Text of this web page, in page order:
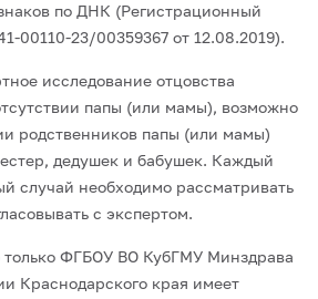
по ДНК (Регистрационный
00110-23/00359367 от 12.08.2019).
исследование отцовства
папы (или мамы), возможно
родственников папы (или мамы)
дедушек и бабушек. Каждый
случай необходимо рассматривать
с экспертом.
только ФГБОУ ВО КубГМУ Минздрава
Краснодарского края имеет